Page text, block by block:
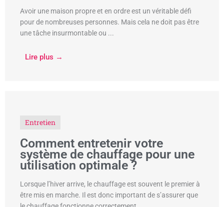
Avoir une maison propre et en ordre est un véritable défi
pour de nombreuses personnes. Mais cela ne doit pas être
une tâche insurmontable ou ...
Lire plus →
Entretien
Comment entretenir votre
système de chauffage pour une
utilisation optimale ?
Lorsque l’hiver arrive, le chauffage est souvent le premier à
être mis en marche. Il est donc important de s’assurer que